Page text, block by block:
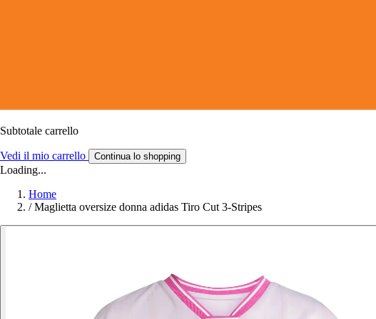
Subtotale carrello
Vedi il mio carrello Continua lo shopping
Loading...
Home
/ Maglietta oversize donna adidas Tiro Cut 3-Stripes